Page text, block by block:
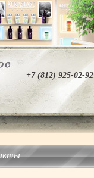
+7 (812) 925-02-92